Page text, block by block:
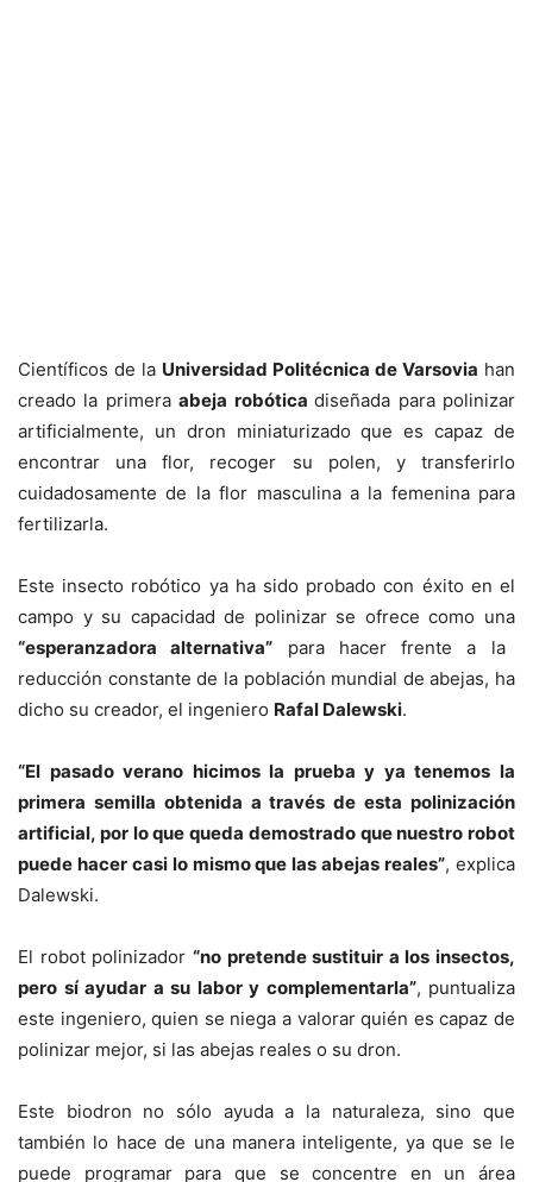
Científicos de la Universidad Politécnica de Varsovia han
creado la primeraabeja robóticadiseñada para polinizar
artificialmente, un dron miniaturizado que es capaz de
encontrar una flor, recoger su polen, y transferirlo
cuidadosamente de la flor masculina a la femenina para
fertilizarla.
Este insecto robótico ya ha sido probado con éxito en el
campo y su capacidad de polinizar se ofrece como una
“esperanzadora alternativa” para hacer frente a la
reducción constante de la población mundial de abejas, ha
dicho su creador, el ingeniero Rafal Dalewski.
“El pasado verano hicimos la prueba y ya tenemos la
primera semilla obtenida a través de esta polinización
artificial, por lo que queda demostrado que nuestro robot
puede hacer casi lo mismo que las abejas reales”, explica
Dalewski.
El robot polinizador “no pretende sustituir a los insectos,
pero sí ayudar a su labor y complementarla”, puntualiza
este ingeniero, quien se niega a valorar quién es capaz de
polinizar mejor, si las abejas reales o su dron.
Este biodron no sólo ayuda a la naturaleza, sino que
también lo hace de una manera inteligente, ya que se le
puede programar para que se concentre en un área